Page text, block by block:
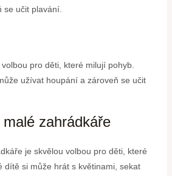
se učit plavání.
pro děti, které milují pohyb.
užívat houpání a zároveň se učit
zahrádkáře
je skvělou volbou pro děti, které
dítě si může hrát s květinami, sekat